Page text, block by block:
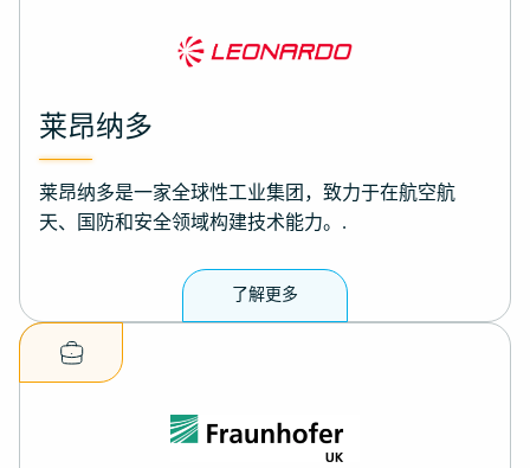
莱昂纳多
莱昂纳多是一家全球性工业集团，致力于在航空航
天、国防和安全领域构建技术能力。.
了解更多